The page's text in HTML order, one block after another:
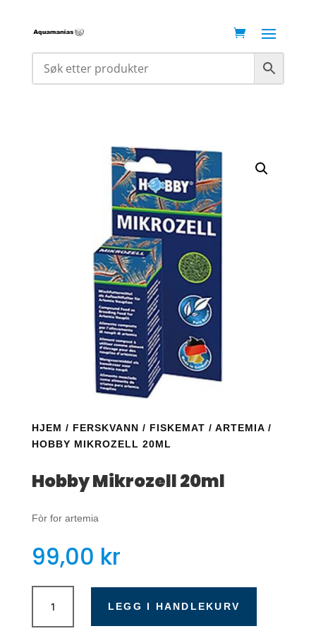
HJEM / FERSKVANN / FISKEMAT / ARTEMIA/
HOBBY MIKROZELL 20ML
Hobby Mikrozell 20ml
Fòr for artemia
99,00 kr
Hobby
Mikrozell
20ml
LEGG I HANDLEKURV